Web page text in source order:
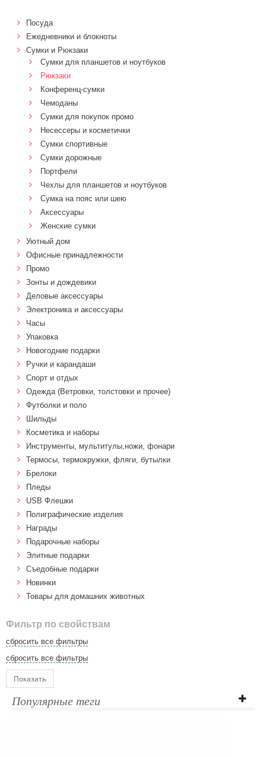
Посуда
Ежедневники и блокноты
Сумки и Рюкзаки
Сумки для планшетов и ноутбуков
Рюкзаки
Конференц-сумки
Чемоданы
Сумки для покупок промо
Несессеры и косметички
Сумки спортивные
Сумки дорожные
Портфели
Чехлы для планшетов и ноутбуков
Сумка на пояс или шею
Аксессуары
Женские сумки
Уютный дом
Офисные принадлежности
Промо
Зонты и дождевики
Деловые аксессуары
Электроника и аксессуары
Часы
Упаковка
Новогодние подарки
Ручки и карандаши
Спорт и отдых
Одежда (Ветровки, толстовки и прочее)
Футболки и поло
Шильды
Косметика и наборы
Инструменты, мультитулы,ножи, фонари
Термосы, термокружки, фляги, бутылки
Брелоки
Пледы
USB Флешки
Полиграфические изделия
Награды
Подарочные наборы
Элитные подарки
Cъедобные подарки
Новинки
Товары для домашних животных
Фильтр по свойствам
сбросить все фильтры
сбросить все фильтры
Показать
Популярные теги